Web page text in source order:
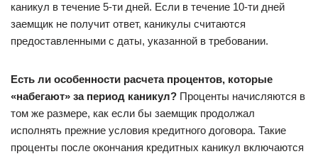
каникул в течение 5-ти дней. Если в течение 10-ти дней
заемщик не получит ответ, каникулы считаются
предоставленными с даты, указанной в требовании.
Есть ли особенности расчета процентов, которые
«набегают» за период каникул? Проценты начисляются в
том же размере, как если бы заемщик продолжал
исполнять прежние условия кредитного договора. Такие
проценты после окончания кредитных каникул включаются